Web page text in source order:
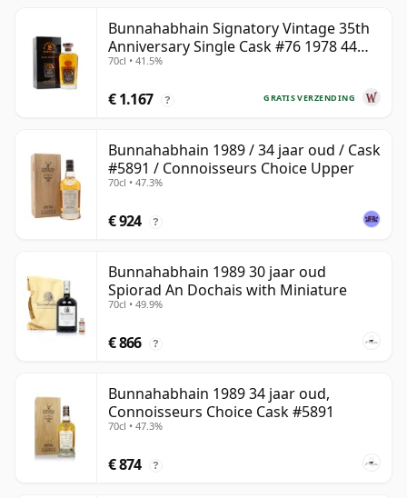
Bunnahabhain Signatory Vintage 35th
Anniversary Single Cask #76 1978 44
jaar oud
70cl • 41.5%
GRATIS VERZENDING
€ 1.167 ?
Bunnahabhain 1989 / 34 jaar oud / Cask
#5891 / Connoisseurs Choice Upper
70cl • 47.3%
€ 924 ?
Bunnahabhain 1989 30 jaar oud
Spiorad An Dochais with Miniature
70cl • 49.9%
€ 866 ?
Bunnahabhain 1989 34 jaar oud,
Connoisseurs Choice Cask #5891
70cl • 47.3%
€ 874 ?